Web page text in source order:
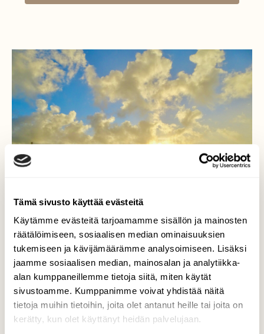
Tämä sivusto käyttää evästeitä
Käytämme evästeitä tarjoamamme sisällön ja mainosten
räätälöimiseen, sosiaalisen median ominaisuuksien
tukemiseen ja kävijämäärämme analysoimiseen. Lisäksi
jaamme sosiaalisen median, mainosalan ja analytiikka-
alan kumppaneillemme tietoja siitä, miten käytät
sivustoamme. Kumppanimme voivat yhdistää näitä
tietoja muihin tietoihin, joita olet antanut heille tai joita on
kerätty, kun olet käyttänyt heidän palvelujaan.
”VALOpallo”
Auringonnousu joka lämmitti niin kehoa, kuin
mieltä. Kaarina 23.11.2021
Valokuvaaja: Juhani Peltonen, Kaarina 23.11.2021